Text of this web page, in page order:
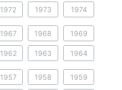
1972 1973 1974
1967 1968 1969
1962 1963 1964
1957 1958 1959